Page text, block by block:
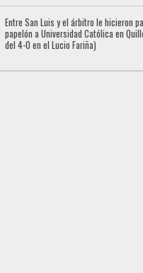
Entre San Luis y el árbitro le hicieron
papelón a Universidad Católica en
del 4-0 en el Lucio Fariña)